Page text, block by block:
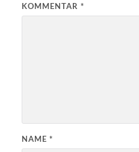
KOMMENTAR *
NAME *